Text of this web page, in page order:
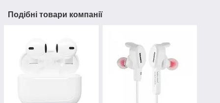
Подібні товари компанії